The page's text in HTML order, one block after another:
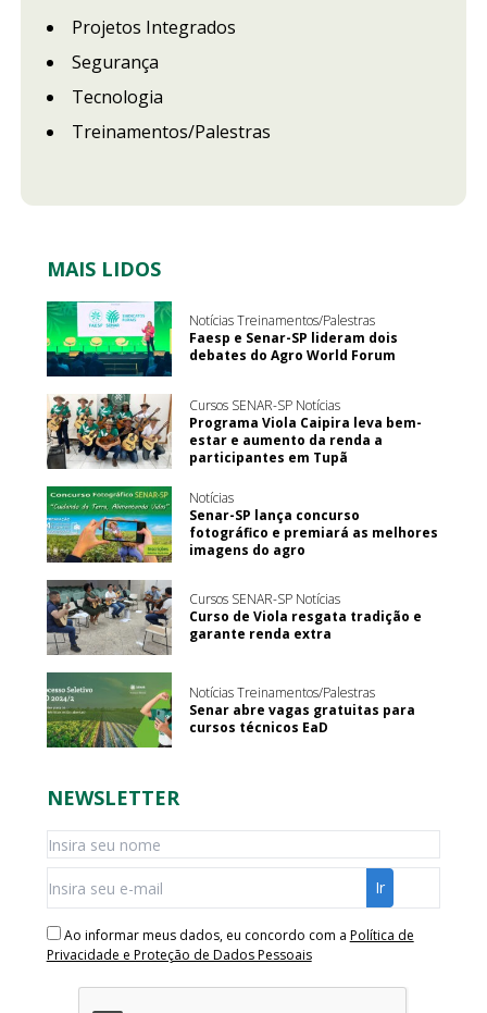
Projetos Integrados
Segurança
Tecnologia
Treinamentos/Palestras
MAIS LIDOS
Notícias Treinamentos/Palestras
Faesp e Senar-SP lideram dois
debates do Agro World Forum
Cursos SENAR-SP Notícias
Programa Viola Caipira leva bem-
estar e aumento da renda a
participantes em Tupã
Notícias
Senar-SP lança concurso
fotográfico e premiará as melhores
imagens do agro
Cursos SENAR-SP Notícias
Curso de Viola resgata tradição e
garante renda extra
Notícias Treinamentos/Palestras
Senar abre vagas gratuitas para
cursos técnicos EaD
NEWSLETTER
Ao informar meus dados, eu concordo com a Política de
Privacidade e Proteção de Dados Pessoais